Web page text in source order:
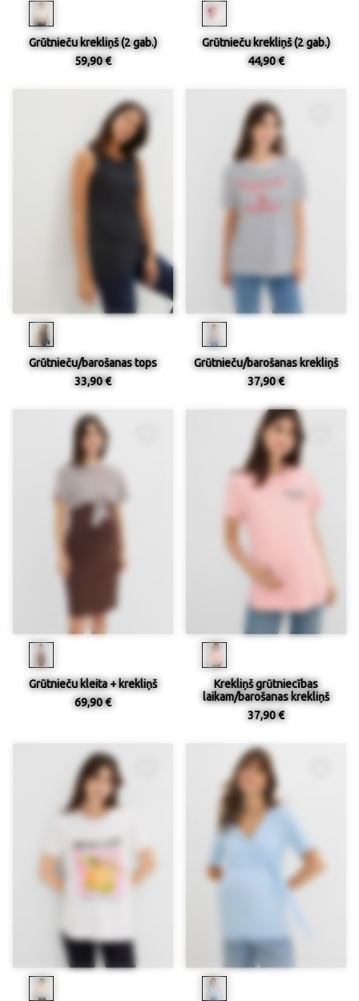
Grūtnieču krekliņš (2 gab.)
59,90 €
Grūtnieču krekliņš (2 gab.)
44,90 €
Grūtnieču/barošanas tops
33,90 €
Grūtnieču/barošanas krekliņš
37,90 €
Grūtnieču kleita + krekliņš
69,90 €
Krekliņš grūtniecības
laikam/barošanas krekliņš
37,90 €